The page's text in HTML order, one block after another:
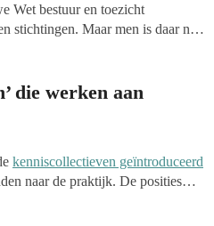
Wet bestuur en toezicht
stichtingen. Maar men is daar nog
die werken aan
kenniscollectieven geïntroduceerd
naar de praktijk. De posities